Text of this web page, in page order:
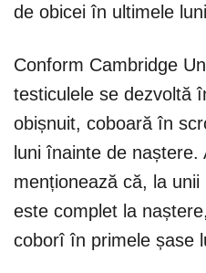
de obicei în ultimele
Conform Cambridge
testiculele se dezvoltă
obișnuit, coboară în
luni înainte de naștere.
menționează că, la
este complet la
coborî în primele șase